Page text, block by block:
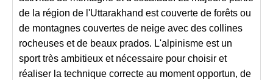
de la région de l'Uttarakhand est couverte de forêts ou
de montagnes couvertes de neige avec des collines
rocheuses et de beaux prados. L'alpinisme est un
sport très ambitieux et nécessaire pour choisir et
réaliser la technique correcte au moment opportun, de